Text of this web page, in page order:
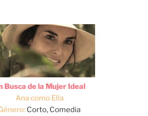
Busca de la Mujer Ideal
Ana como Ella
Corto, Comedia